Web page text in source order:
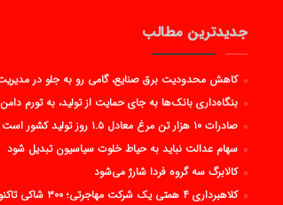
جدیدترین مطالب
کاهش محدودیت برق صنایع، گامی رو به جلو در
بنگاه‌داری بانک‌ها به جای حمایت از تولید، به تورم
صادرات ۱۰ هزار تن مرغ معادل ۱.۵ روز تولید کشور است
سهام عدالت نباید به حیاط خلوت سیاسیون تبدیل شود
کالابرگ سه گروه فردا شارژ می‌شود
کلاهبرداری ۴ همتی یک شرکت مهاجرتی؛ ۳۰۰ شاکی تاکنون